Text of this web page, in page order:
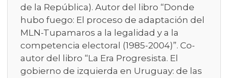
de la República). Autor del libro “Donde
hubo fuego: El proceso de adaptación del
MLN-Tupamaros a la legalidad y a la
competencia electoral (1985-2004)”. Co-
autor del libro “La Era Progresista. El
gobierno de izquierda en Uruguay: de las